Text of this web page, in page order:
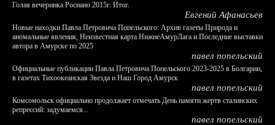
Голая вечеринка Роснано 2015г. Итог.
Евгений Афанасьев
Новые находки Павла Петровича Попельского: Архив газеты Природа и
аномальные явления, Неизвестная карта НижнеАмурЛага и Последние выставки
автора в Амурске по 2025
павел попельский
Официальные публикации Павла Петровича Попельского 2023-2025 в Болгарии,
в газетах Тихоокеанская Звезда и Наш Город Амурск
павел попельский
Комсомольск официально продолжает отмечать День памяти жертв сталинских
репрессий: задумаемся...
павел попельский